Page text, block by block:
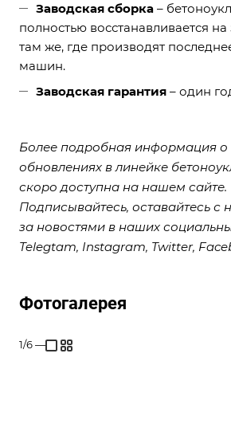
Заводская сборка –
полностью восстанавливается
там же, где производят
машин.
Заводская гарантия – один
Более подробная информация о
обновлениях в линейке
скоро доступна на нашем сайте.
Подписывайтесь, оставайтесь с
за новостями в наших
Telegtam, Instagram, Twitter,
Фотогалерея
1/6—